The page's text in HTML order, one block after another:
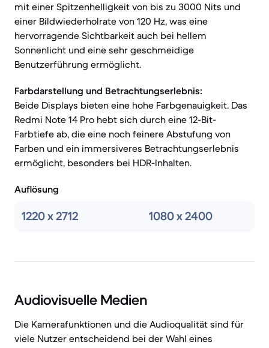
mit einer Spitzenhelligkeit von bis zu 3000 Nits und
einer Bildwiederholrate von 120 Hz, was eine
hervorragende Sichtbarkeit auch bei hellem
Sonnenlicht und eine sehr geschmeidige
Benutzerführung ermöglicht.
Farbdarstellung und Betrachtungserlebnis:
Beide Displays bieten eine hohe Farbgenauigkeit. Das
Redmi Note 14 Pro hebt sich durch eine 12-Bit-
Farbtiefe ab, die eine noch feinere Abstufung von
Farben und ein immersiveres Betrachtungserlebnis
ermöglicht, besonders bei HDR-Inhalten.
Auflösung
1220 x 2712 1080 x 2400
Audiovisuelle Medien
Die Kamerafunktionen und die Audioqualität sind für
viele Nutzer entscheidend bei der Wahl eines